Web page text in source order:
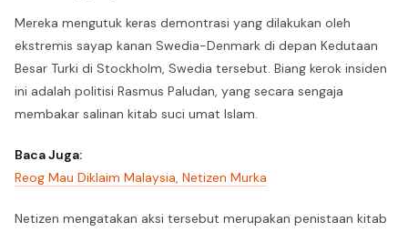
Mereka mengutuk keras demontrasi yang dilakukan oleh
ekstremis sayap kanan Swedia-Denmark di depan Kedutaan
Besar Turki di Stockholm, Swedia tersebut. Biang kerok insiden
ini adalah politisi Rasmus Paludan, yang secara sengaja
membakar salinan kitab suci umat Islam.
Baca Juga:
Reog Mau Diklaim Malaysia, Netizen Murka
Netizen mengatakan aksi tersebut merupakan penistaan kitab